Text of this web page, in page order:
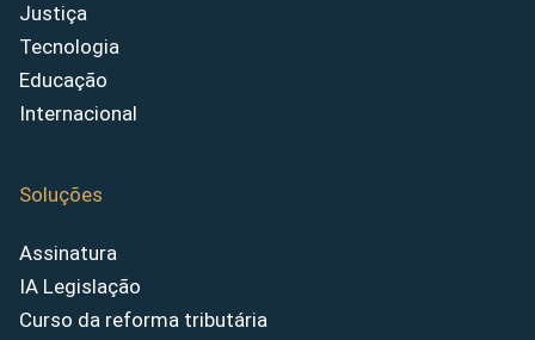
Justiça
Tecnologia
Educação
Internacional
Soluções
Assinatura
IA Legislação
Curso da reforma tributária